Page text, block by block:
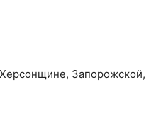
Запорожской,